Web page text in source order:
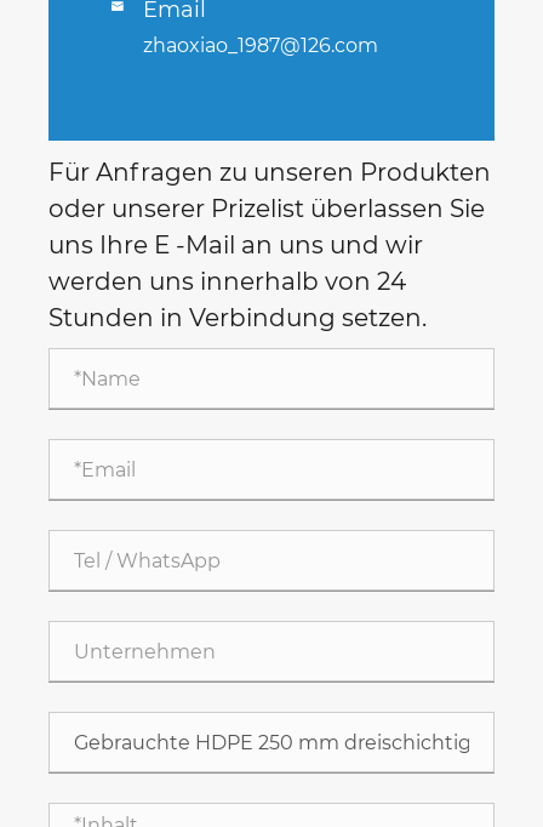
 Email
zhaoxiao_1987@126.com
Für Anfragen zu unseren Produkten
oder unserer Prizelist überlassen Sie
uns Ihre E -Mail an uns und wir
werden uns innerhalb von 24
Stunden in Verbindung setzen.